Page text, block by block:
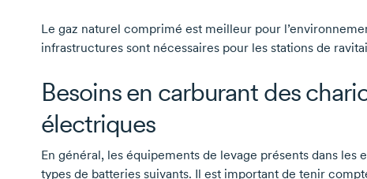
Le gaz naturel comprimé est meilleur pour
infrastructures sont nécessaires pour les stations de
Besoins en carburant des
électriques
En général, les équipements de levage présents dans les
types de batteries suivants. Il est important de tenir